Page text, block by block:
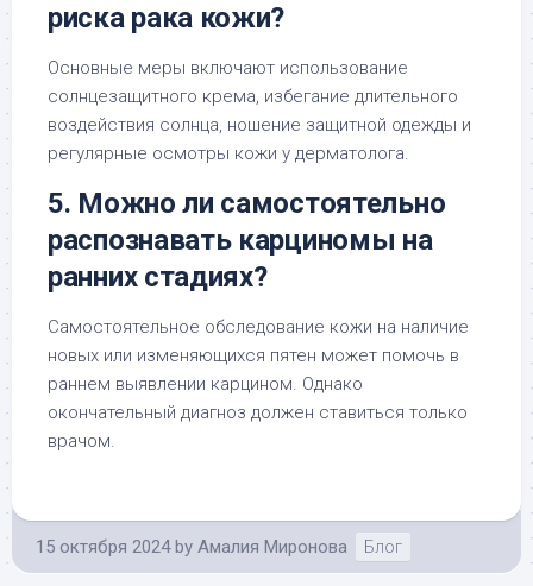
риска рака кожи?
Основные меры включают использование
солнцезащитного крема, избегание длительного
воздействия солнца, ношение защитной одежды и
регулярные осмотры кожи у дерматолога.
5. Можно ли самостоятельно
распознавать карциномы на
ранних стадиях?
Самостоятельное обследование кожи на наличие
новых или изменяющихся пятен может помочь в
раннем выявлении карцином. Однако
окончательный диагноз должен ставиться только
врачом.
15 октября 2024 by Амалия Миронова Блог